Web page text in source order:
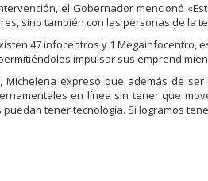
el Gobernador mencionó
sino también con las personas de la
47 infocentros y 1 Megainfocentro,
impulsar sus
Michelena expresó que además de
en línea sin tener que
tener tecnología. Si logramos